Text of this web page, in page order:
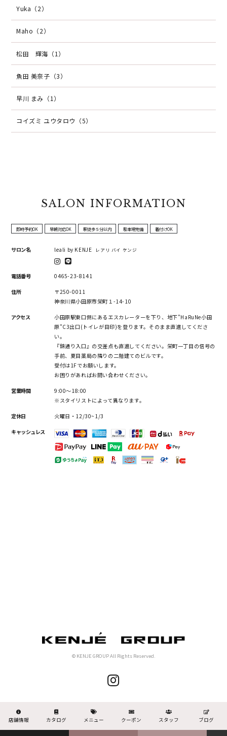
店舗情報 カタログ メニュー クーポン スタッフ ブログ
Yuka（2）
Maho（2）
松田 輝海（1）
魚田 美奈子（3）
早川 まみ（1）
コイズミ ユウタロウ（5）
SALON INFORMATION
即時予約OK 早朝対応OK 駅徒歩５分以内 駐車場完備 着付けOK
サロン名 leali by KENJE レアリ バイ ケンジ
電話番号 0465-23-8141
住所
〒250-0011
神奈川県小田原市栄町１-14-10
アクセス
小田原駅東口側にあるエスカレーターを下り、地下"HaRuNe小田
原"C3出口(トイレが目印)を登ります。そのまま直進してくださ
い。
『錦通り入口』の交差点も直進してください。栄町一丁目の信号の
手前、夏目薬局の隣りの二階建てのビルです。
受付は1Fでお願いします。
お困りがあればお問い合わせください。
営業時間
9:00～18:00
※スタイリストによって異なります。
定休日 火曜日・12/30~1/3
キャッシュレス
© KENJE GROUP All Rights Reserved.